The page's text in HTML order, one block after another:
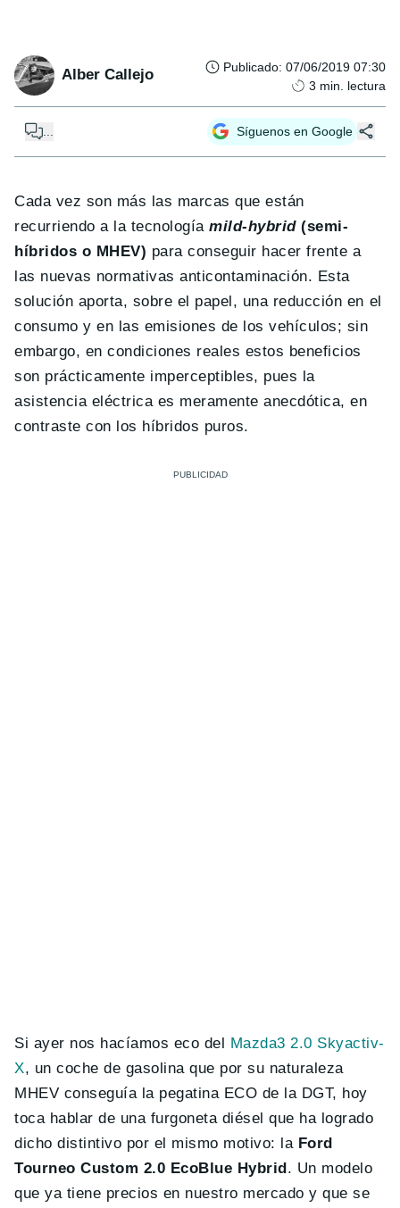
Alber Callejo Publicado: 07/06/2019 07:30
3 min. lectura
Síguenos en Google
Cada vez son más las marcas que están
recurriendo a la tecnologíamild-hybrid(semi-
híbridos o MHEV) para conseguir hacer frente a
las nuevas normativas anticontaminación. Esta
solución aporta, sobre el papel, una reducción en el
consumo y en las emisiones de los vehículos; sin
embargo, en condiciones reales estos beneficios
son prácticamente imperceptibles, pues la
asistencia eléctrica es meramente anecdótica, en
contraste con los híbridos puros.
Si ayer nos hacíamos eco del Mazda3 2.0 Skyactiv-
X, un coche de gasolina que por su naturaleza
MHEV conseguía la pegatina ECO de la DGT, hoy
toca hablar de una furgoneta diésel que ha logrado
dicho distintivo por el mismo motivo: la Ford
Tourneo Custom 2.0 EcoBlue Hybrid. Un modelo
que ya tiene precios en nuestro mercado y que se